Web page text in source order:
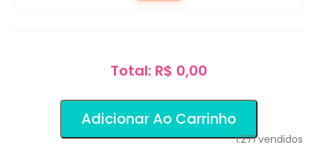
Total: R$ 0,00
Adicionar Ao Carrinho
1.271vendidos